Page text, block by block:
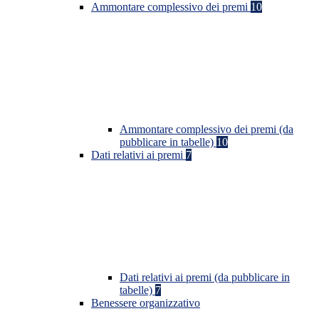
Ammontare complessivo dei premi 10
Ammontare complessivo dei premi (da
pubblicare in tabelle) 10
Dati relativi ai premi 7
Dati relativi ai premi (da pubblicare in
tabelle) 7
Benessere organizzativo